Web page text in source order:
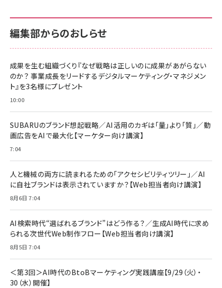
￥880
anan(アンアン)2026/06/24号 No.2500増刊
スペシャルエディション[王道エンタメの矜持／
￥1,100
anan(アンアン)2026/07/08号 No.2502[2026
￥880
ママ投資家が育休中に１億貯めた株式投資
組織の成果を最大化する ルールのデザイン
￥1,980
Amazonランキングをもっと見る
サポート正規品 メーカー保証5年 KLMEA128G
NIMASO ガラスフィルム iPhone 17 用 保護フィ
すい ガイド枠付き いPhone17 (6.3インチ) 対応
2枚セット DSP25F1698
￥1,599
￥6,980
全ワイヤレスイヤホン/アクティブノイズキャンセリ
技術基準適合】ブラック
￥5,990
ケーブル Anker絡まないケーブル 240W 結束バン
ド付き USB PD対応 シリコン素材採用 iPhone
17 / 16 / 15 / Galaxy iPad Pro MacBook
Pro/Air 各種対応 (1.8m ミッドナイトブラック)
￥1,890
サポート正規品 メーカー保証5年 KLMEA128G
Amazon eギフトカード - Amazonロゴ - クラ
￥5,000
Anker PowerLine III Flow USB-C & USB-C
Pro/Air 各種対応 (1.8m ミッドナイトブラック)
￥1,890
サッポロ 生ビール 黒ラベル 350ml 缶 24本 ビー
ル ケース買い【6/30応募〆切! 黒ラベルビヤセラー
￥4,857
編集部からのおしらせ
成果を生む組織づくり『なぜ戦略は正しいのに成果があがらない
のか？ 事業成長をリードするデジタルマーケティング・マネジメン
ト』を3名様にプレゼント
10:00
SUBARUのブランド想起戦略／AI活用のカギは「量」より「質」／動
画広告をAIで最大化【マーケター向け講演】
7:04
人と機械の両方に読まれるための「アクセシビリティツリー」／AI
に自社ブランドは表示されていますか？【Web担当者向け講演】
8月6日 7:04
AI検索時代“選ばれるブランド”はどう作る？／生成AI時代に求め
られる次世代Web制作フロー【Web担当者向け講演】
8月5日 7:04
＜第3回＞AI時代のBtoBマーケティング実践講座【9/29（火）・
30（水）開催】